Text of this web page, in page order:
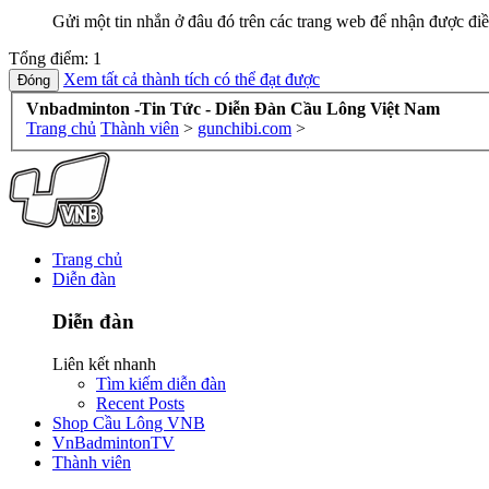
Gửi một tin nhắn ở đâu đó trên các trang web để nhận được
Tổng điểm: 1
Xem tất cả thành tích có thể đạt được
Vnbadminton -Tin Tức - Diễn Đàn Cầu Lông Việt Nam
Trang chủ Thành viên > gunchibi.com >
Trang chủ
Diễn đàn
Diễn đàn
Liên kết nhanh
Tìm kiếm diễn đàn
Recent Posts
Shop Cầu Lông VNB
VnBadmintonTV
Thành viên